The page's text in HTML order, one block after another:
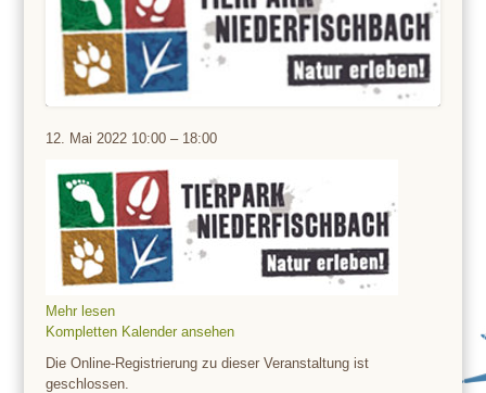
Tierpark
12. Mai 2022 10:00 – 18:00
Mehr lesen
Kompletten Kalender ansehen
Die Online-Registrierung zu dieser Veranstaltung ist
geschlossen.